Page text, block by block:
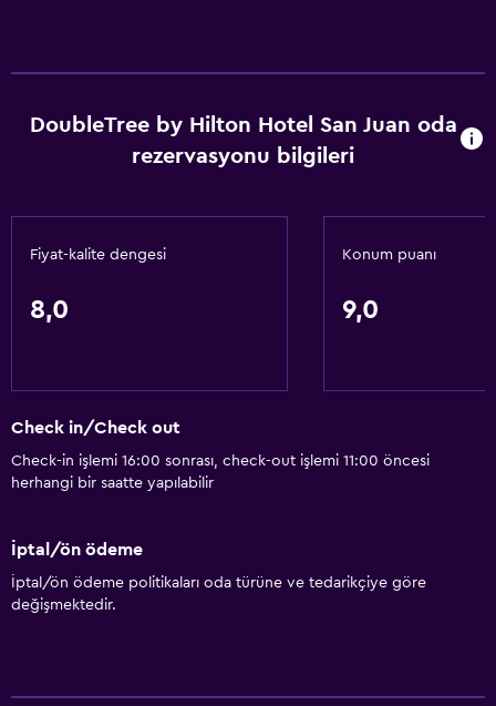
Hızlı çıkış
24 saat resepsiyon
Hediyelik eşya mağazası
Ekoturizm
Masa üstü oyunları/yapbozlar
Bisiklete binme
Masa tenisi
Bilardo
Rüzgar Sörfü
DoubleTree by Hilton Hotel San Juan oda
rezervasyonu bilgileri
Fiyat-kalite dengesi
8,0
Konum puanı
9,0
Check in/Check out
Check-in işlemi 16:00 sonrası, check-out işlemi 11:00 öncesi
herhangi bir saatte yapılabilir
İptal/ön ödeme
İptal/ön ödeme politikaları oda türüne ve tedarikçiye göre
değişmektedir.